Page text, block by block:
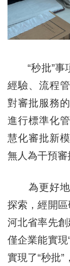
“秒批”事
經驗、流程
對審批服務
進行標準化
慧化審批新
無人為干預審
為更好地
探索，經開區
河北省率先創
僅企業能實
實現了“秒批